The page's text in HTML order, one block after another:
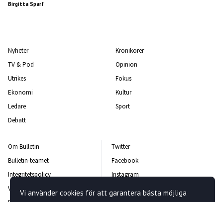
Birgitta Sparf
Nyheter
TV & Pod
Utrikes
Ekonomi
Ledare
Debatt
Krönikörer
Opinion
Fokus
Kultur
Sport
Om Bulletin
Bulletin-teamet
Integritetspolicy
Vanliga frågor och svar
Twitter
Facebook
Instagram
Kontakta oss
Vi använder cookies för att garantera bästa möjliga